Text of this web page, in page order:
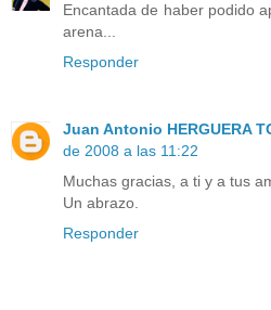
Encantada de haber podido
arena...
Responder
Juan Antonio HERGUERA
de 2008 a las 11:22
Muchas gracias, a ti y a tus
Un abrazo.
Responder